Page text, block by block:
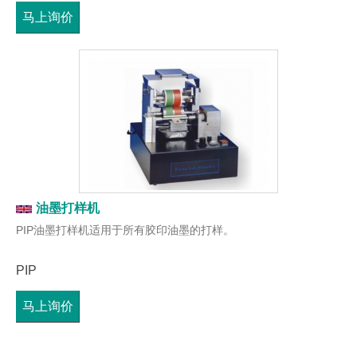
马上询价
油墨打样机
PIP油墨打样机适用于所有胶印油墨的打样。
PIP
马上询价